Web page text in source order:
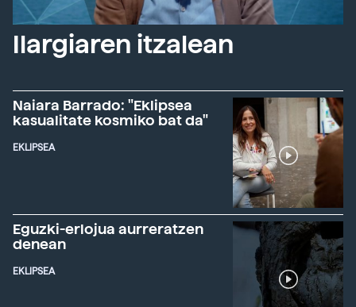
Ilargiaren itzalean
Naiara Barrado: "Eklipsea
kasualitate kosmiko bat da"
EKLIPSEA
Eguzki-erlojua aurreratzen
denean
EKLIPSEA